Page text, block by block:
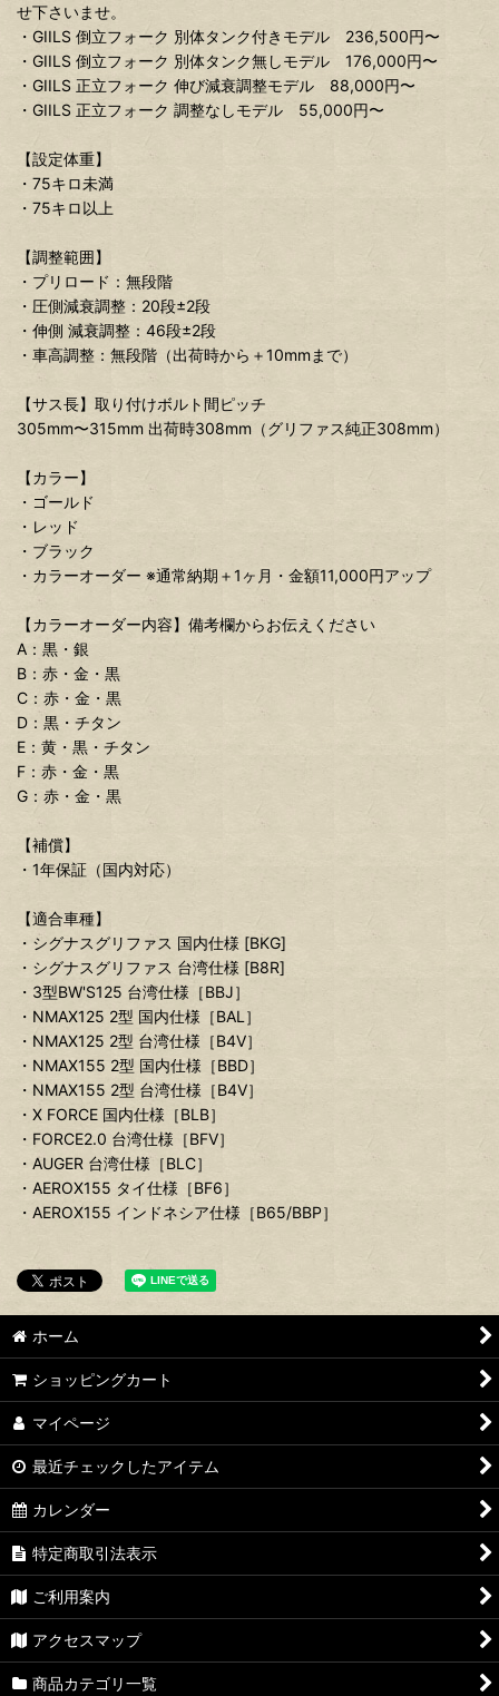
せ下さいませ。
・GIILS 倒立フォーク 別体タンク付きモデル 236,500円〜
・GIILS 倒立フォーク 別体タンク無しモデル 176,000円〜
・GIILS 正立フォーク 伸び減衰調整モデル 88,000円〜
・GIILS 正立フォーク 調整なしモデル 55,000円〜
【設定体重】
・75キロ未満
・75キロ以上
【調整範囲】
・プリロード：無段階
・圧側減衰調整：20段±2段
・伸側 減衰調整：46段±2段
・車高調整：無段階（出荷時から＋10mmまで）
【サス長】取り付けボルト間ピッチ
305mm〜315mm 出荷時308mm（グリファス純正308mm）
【カラー】
・ゴールド
・レッド
・ブラック
・カラーオーダー ※通常納期＋1ヶ月・金額11,000円アップ
【カラーオーダー内容】備考欄からお伝えください
A：黒・銀
B：赤・金・黒
C：赤・金・黒
D：黒・チタン
E：黄・黒・チタン
F：赤・金・黒
G：赤・金・黒
【補償】
・1年保証（国内対応）
【適合車種】
・シグナスグリファス 国内仕様 [BKG]
・シグナスグリファス 台湾仕様 [B8R]
・3型BW'S125 台湾仕様［BBJ］
・NMAX125 2型 国内仕様［BAL］
・NMAX125 2型 台湾仕様［B4V］
・NMAX155 2型 国内仕様［BBD］
・NMAX155 2型 台湾仕様［B4V］
・X FORCE 国内仕様［BLB］
・FORCE2.0 台湾仕様［BFV］
・AUGER 台湾仕様［BLC］
・AEROX155 タイ仕様［BF6］
・AEROX155 インドネシア仕様［B65/BBP］
ホーム
ショッピングカート
マイページ
最近チェックしたアイテム
カレンダー
特定商取引法表示
ご利用案内
アクセスマップ
商品カテゴリ一覧